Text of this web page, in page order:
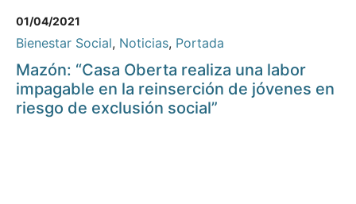
01/04/2021
Bienestar Social, Noticias, Portada
Mazón: “Casa Oberta realiza una labor
impagable en la reinserción de jóvenes en
riesgo de exclusión social”